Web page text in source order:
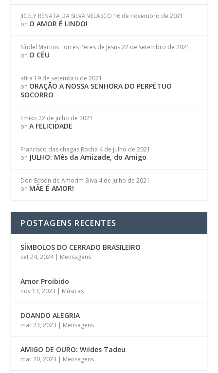
JICELY RENATA DA SILVA VELASCO 16 de novembro de 2021
on O AMOR É LINDO!
Síndel Martins Torres Peres de Jesus 22 de setembro de 2021
on O CÉU
afita 19 de setembro de 2021
on ORAÇÃO A NOSSA SENHORA DO PERPÉTUO
SOCORRO
Emiko 22 de julho de 2021
onA FELICIDADE
Francisco das chagas Rocha 4 de julho de 2021
on JULHO: Mês da Amizade, do Amigo
Dori Edson de Amorim Silva 4 de julho de 2021
on MÃE É AMOR!
POSTAGENS RECENTES
SÍMBOLOS DO CERRADO BRASILEIRO
set 24, 2024| Mensagens
Amor Proibido
nov 13, 2023 | Músicas
DOANDO ALEGRIA
mar 23, 2023 | Mensagens
AMIGO DE OURO: Wildes Tadeu
mar 20, 2023 | Mensagens